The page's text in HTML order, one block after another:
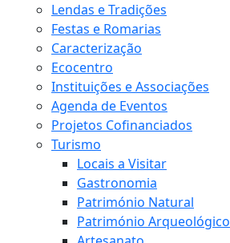
Lendas e Tradições
Festas e Romarias
Caracterização
Ecocentro
Instituições e Associações
Agenda de Eventos
Projetos Cofinanciados
Turismo
Locais a Visitar
Gastronomia
Património Natural
Património Arqueológico